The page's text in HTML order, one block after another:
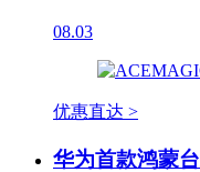
08.03
优惠直达 >
华为首款鸿蒙